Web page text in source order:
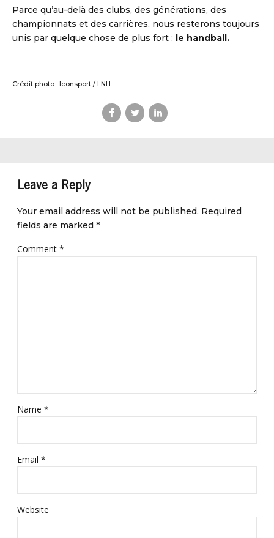
Parce qu’au-delà des clubs, des générations, des
championnats et des carrières, nous resterons toujours
unis par quelque chose de plus fort : le handball.
Crédit photo : Iconsport / LNH
Leave a Reply
Your email address will not be published. Required
fields are marked *
Comment *
Name *
Email *
Website